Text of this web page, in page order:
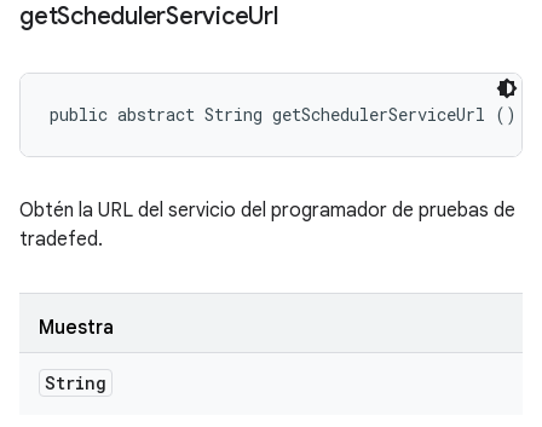
getSchedulerServiceUrl
public abstract String getSchedulerServiceUrl ()
Obtén la URL del servicio del programador de pruebas de
tradefed.
Muestra
String